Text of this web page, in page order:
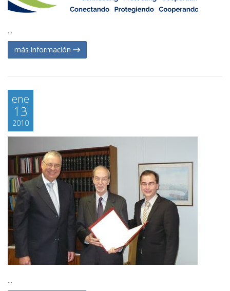
...
más información
ene
13
2010
...